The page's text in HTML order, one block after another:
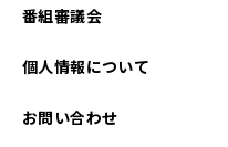
2023年03月
番組審議会
個人情報について
お問い合わせ